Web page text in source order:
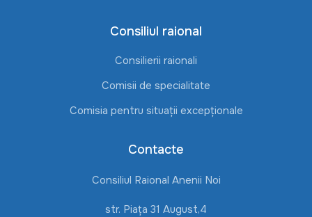
Consiliul raional
Consilierii raionali
Comisii de specialitate
Comisia pentru situații excepționale
Contacte
Consiliul Raional Anenii Noi
str. Piața 31 August,4